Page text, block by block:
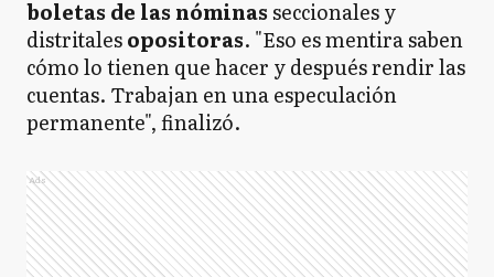
boletas de las nóminasseccionales y
distritalesopositoras. "Eso es mentira saben
cómo lo tienen que hacer y después rendir las
cuentas. Trabajan en una especulación
permanente", finalizó.
Ads